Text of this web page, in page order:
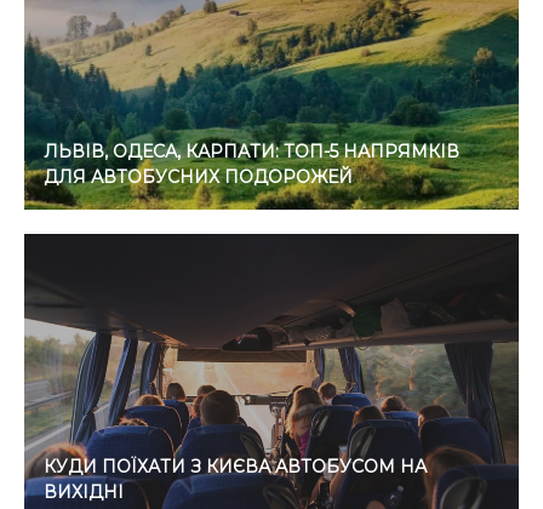
ЛЬВІВ, ОДЕСА, КАРПАТИ: ТОП-5 НАПРЯМКІВ
ДЛЯ АВТОБУСНИХ ПОДОРОЖЕЙ
КУДИ ПОЇХАТИ З КИЄВА АВТОБУСОМ НА
ВИХІДНІ